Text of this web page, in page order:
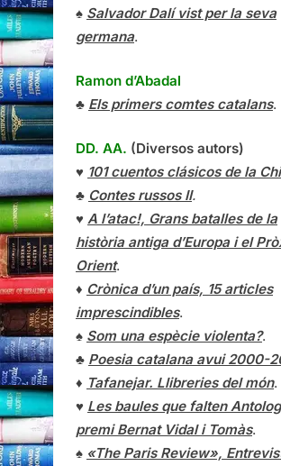
♠ Salvador Dalí vist per la seva
germana.
Ramon d’Abadal
♣ Els primers comtes catalans.
DD. AA. (Diversos autors)
♥ 101 cuentos clásicos de la
♣ Contes russos II.
♥ A l’atac!, Grans batalles de la
història antiga d’Europa i el
Orient.
♦ Crònica d’un país, 15 articles
imprescindibles.
♠ Som una espècie violenta?.
♣ Poesia catalana avui 2000-
♦ Tafanejar. Llibreries del món.
♥ Les baules que falten
premi Bernat Vidal i Tomàs.
♠ «The Paris Review»,